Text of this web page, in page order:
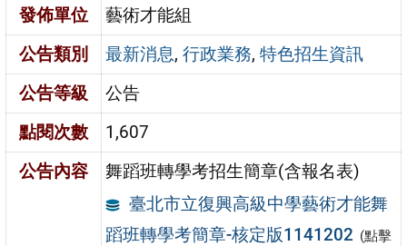
發佈單位
藝術才能組
公告類別
最新消息,行政業務,特色招生資訊
公告等級
公告
點閱次數
1,607
公告內容
舞蹈班轉學考招生簡章(含報名表)
臺北市立復興高級中學藝術才能舞
蹈班轉學考簡章-核定版1141202 (點擊